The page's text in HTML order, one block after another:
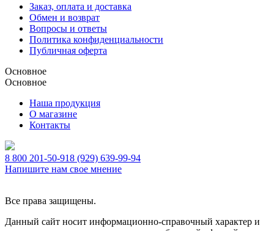
Заказ, оплата и доставка
Обмен и возврат
Вопросы и ответы
Политика конфиденциальности
Публичная оферта
Основное
Основное
Наша продукция
О магазине
Контакты
8 800 201-50-918 (929) 639-99-94
Напишите нам свое мнение
Все права защищены.
Данный сайт носит информационно-справочный характер и